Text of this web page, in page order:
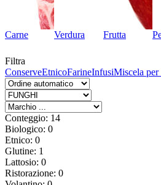
Carne Verdura Frutta
Filtra
ConserveEtnicoFarineInfusiMiscela per
Conteggio: 14
Biologico: 0
Etnico: 0
Glutine: 1
Lattosio: 0
Ristorazione: 0